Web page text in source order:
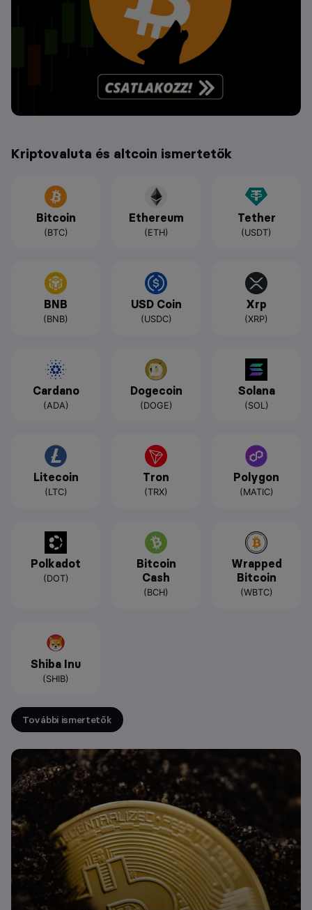
Kriptovaluta és altcoin ismertetők
Bitcoin
(BTC)
Ethereum
(ETH)
Tether
(USDT)
BNB
(BNB)
USD Coin
(USDC)
Xrp
(XRP)
Cardano
(ADA)
Dogecoin
(DOGE)
Solana
(SOL)
Litecoin
(LTC)
Tron
(TRX)
Polygon
(MATIC)
Polkadot
(DOT)
Bitcoin
Cash
(BCH)
Wrapped
Bitcoin
(WBTC)
Shiba Inu
(SHIB)
További ismertetők